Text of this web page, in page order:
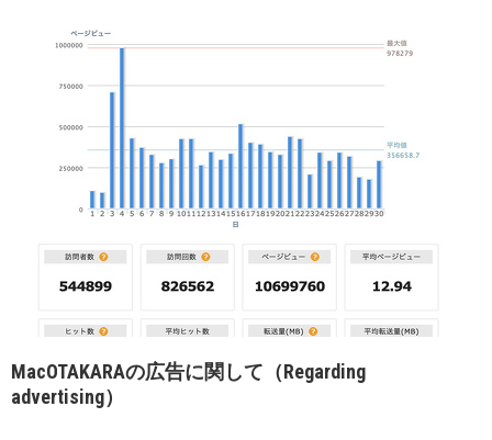
MacOTAKARAの広告に関して（Regarding
advertising）